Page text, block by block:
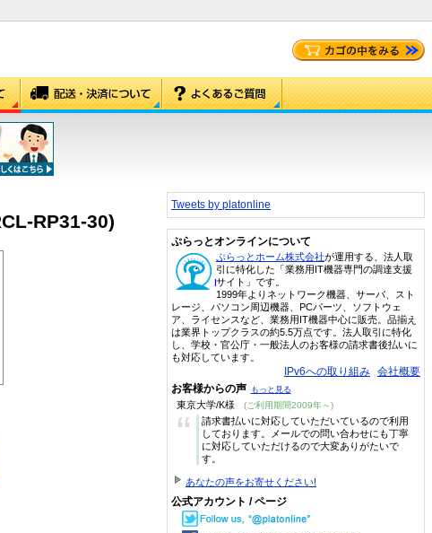
RP31-30)
Tweets by platonline
ぷらっとオンラインについて
ぷらっとホーム株式会社が運用する、法人取
引に特化した「業務用IT機器専門の調達支援
サイト」です。
1999年よりネットワーク機器、サーバ、スト
レージ、パソコン周辺機器、PCパーツ、ソフトウェ
ア、ライセンスなど、業務用IT機器中心に販売。品揃え
は業界トップクラスの約5.5万点です。法人取引に特化
し、学校・官公庁・一般法人のお客様の請求書後払いに
も対応しています。
IPv6への取り組み 会社概要
お客様からの声 もっと見る
東京大学/K様 (ご利用期間2009年～)
“
請求書払いに対応していただいているので利用
しております。メールでの問い合わせにも丁寧
に対応していただけるので大変ありがたいで
す。
あなたの声をお寄せください!
公式アカウント / ページ